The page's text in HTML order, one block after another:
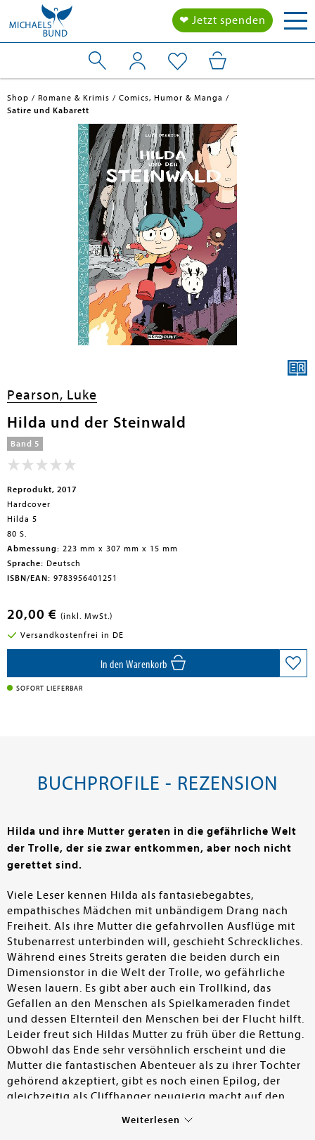
❤ Jetzt spenden
Shop Romane & Krimis
Comics, Humor & Manga
Satire und Kabarett
Pearson, Luke
Hilda und der Steinwald
Band 5
Reprodukt, 2017
Hardcover
Hilda 5
80 S.
Abmessung: 223 mm x 307 mm x 15 mm
Sprache: Deutsch
ISBN/EAN: 9783956401251
20,00 € (inkl. MwSt.)
Versandkostenfrei in DE
In den Warenkorb
SOFORT LIEFERBAR
BUCHPROFILE - REZENSION
Hilda und ihre Mutter geraten in die gefährliche Welt
der Trolle, der sie zwar entkommen, aber noch nicht
gerettet sind.
Viele Leser kennen Hilda als fantasiebegabtes,
empathisches Mädchen mit unbändigem Drang nach
Freiheit. Als ihre Mutter die gefahrvollen Ausflüge mit
Stubenarrest unterbinden will, geschieht Schreckliches.
Während eines Streits geraten die beiden durch ein
Dimensionstor in die Welt der Trolle, wo gefährliche
Wesen lauern. Es gibt aber auch ein Trollkind, das
Gefallen an den Menschen als Spielkameraden findet
und dessen Elternteil den Menschen bei der Flucht hilft.
Leider freut sich Hildas Mutter zu früh über die Rettung.
Obwohl das Ende sehr versöhnlich erscheint und die
Mutter die fantastischen Abenteuer als zu ihrer Tochter
gehörend akzeptiert, gibt es noch einen Epilog, der
gleichzeitig als Cliffhanger neugierig macht auf den
Steinfiguren von Hilda und ihrer Mutter erschaffen und
Weiterlesen